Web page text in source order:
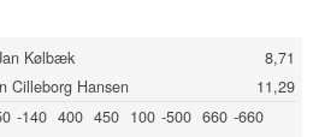
Kølbæk
8,71
Cilleborg Hansen
11,29
-140 400 450 100 -500 660 -660